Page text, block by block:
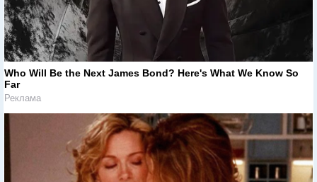
Who Will Be the Next James Bond? Here's What We Know So
Far
Реклама